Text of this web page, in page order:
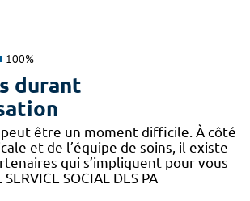
100%
durant
peut être un moment difficile. À côté
et de l’équipe de soins, il existe
qui s’impliquent pour vous
SOCIAL DES PA